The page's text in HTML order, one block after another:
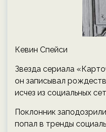
Кевин Спейси
Звезда сериала
он записывал
исчез из социальных
Поклонник
попал в тренды